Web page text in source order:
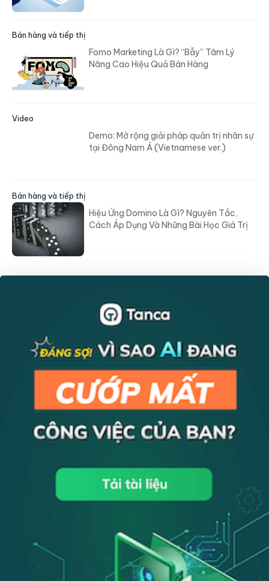
Bán hàng và tiếp thị
Fomo Marketing Là Gì? “Bẫy” Tâm Lý
Nâng Cao Hiệu Quả Bán Hàng
Video
Demo: Mở rộng giải pháp quản trị nhân sự
tại Đông Nam Á (Vietnamese ver.)
Bán hàng và tiếp thị
Hiệu Ứng Domino Là Gì? Nguyên Tắc,
Cách Áp Dụng Và Những Bài Học Giá Trị